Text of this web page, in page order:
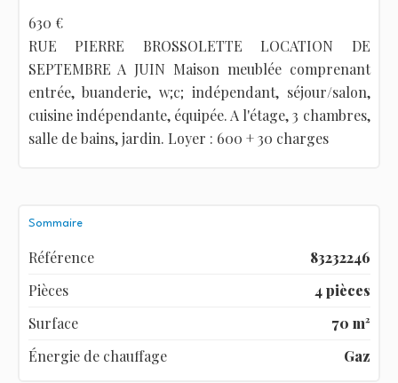
630 €
RUE PIERRE BROSSOLETTE LOCATION DE
SEPTEMBRE A JUIN Maison meublée comprenant
entrée, buanderie, w;c; indépendant, séjour/salon,
cuisine indépendante, équipée. A l'étage, 3 chambres,
salle de bains, jardin. Loyer : 600 + 30 charges
Sommaire
Référence
83232246
Pièces
4 pièces
Surface
70 m²
Énergie de chauffage
Gaz